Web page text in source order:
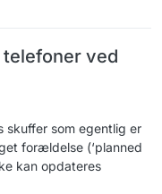
ved
skuffer som egentlig er
forældelse (‘planned
kan opdateres